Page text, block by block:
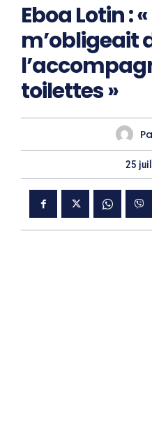
Eboa Lotin :
m’obligeait
toilettes »
25